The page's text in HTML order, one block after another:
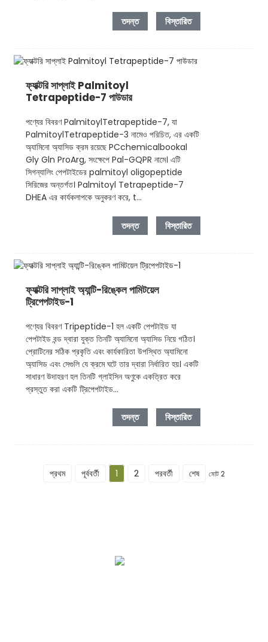
তদন্ত বিস্তারিত
ফ্যাক্টরি সাপ্লাই Palmitoyl
Tetrapeptide-7 পাউডার
পণ্যের বিবরণ PalmitoylTetrapeptide-7, যা
PalmitoylTetrapeptide-3 নামেও পরিচিত, এর একটি
অ্যামিনো অ্যাসিড ক্রম রয়েছে PCchemicalbookal
Gly Gln ProArg, সংক্ষেপে Pal-GQPR নামে। এটি
সিগন্যালিং পেপটাইডের palmitoyl oligopeptide
সিরিজের অন্তর্গত। Palmitoyl Tetrapeptide-7
DHEA এর কার্যকলাপকে অনুকরণ করে, t...
তদন্ত বিস্তারিত
ফ্যাক্টরি সাপ্লাই অ্যান্টি-রিঙ্কেল পামিটয়েল
ট্রিপেপটাইড-1
পণ্যের বিবরণ Tripeptide-1 হল একটি পেপটাইড যা
পেপটাইড বন্ড দ্বারা যুক্ত তিনটি অ্যামিনো অ্যাসিড নিয়ে গঠিত।
প্রোটিনের সঠিক প্রকৃতি এবং কার্যকারিতা উপস্থিত অ্যামিনো
অ্যাসিড এবং সেগুলি যে ক্রমে ঘটে তার দ্বারা নির্ধারিত হয়। একটি
সাধারণ উদাহরণ হল তিনটি গ্লাইসিন অণুকে একত্রিত করে
প্রস্তুত করা একটি ট্রিপেপটাইড...
তদন্ত বিস্তারিত
প্রথম পূর্ববর্তী 1 2 পরবর্তী শেষ মোট 2